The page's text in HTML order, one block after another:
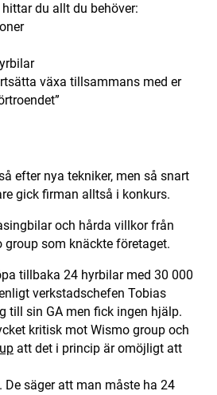
du allt du behöver:
växa tillsammans med er
efter nya tekniker, men så snart
gick firman alltså i konkurs.
och hårda villkor från
group som knäckte företaget.
tillbaka 24 hyrbilar med 30 000
verkstadschefen Tobias
till sin GA men fick ingen hjälp.
kritisk mot Wismo group och
att det i princip är omöjligt att
De säger att man måste ha 24